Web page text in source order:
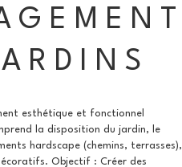
esthétique et fonctionnel
la disposition du jardin, le
hardscape (chemins, terrasses),
Objectif : Créer des